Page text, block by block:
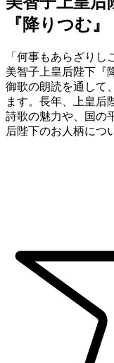
『降りつむ』
「何事もあらざりし
美智子上皇后陛下
御歌の朗読を通して
ます。長年、上皇后
詩歌の魅力や、国の
后陛下のお人柄につ